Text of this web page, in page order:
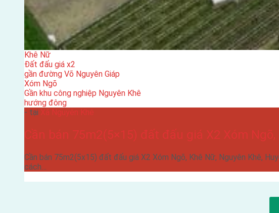
Khê Nữ
Đất đấu giá x2
gần đường Võ Nguyên Giáp
Xóm Ngõ
Gần khu công nghiệp Nguyên Khê
hướng đông
- tại Xã Nguyên Khê
Cần bán 75m2(5×15) đất đấu giá X2 Xóm
Cần bán 75m2(5x15) đất đấu giá X2 Xóm Ngõ, Khê Nữ, Nguyên Khê,
cách…